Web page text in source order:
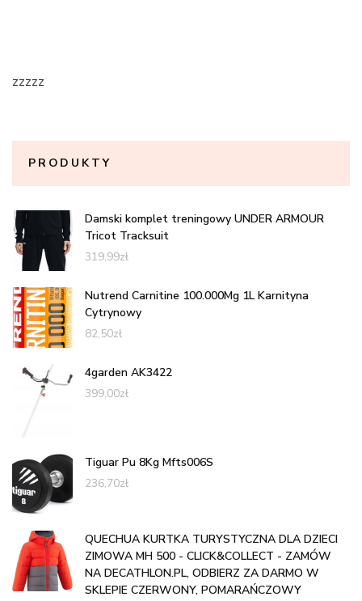
zzzzz
PRODUKTY
Damski komplet treningowy UNDER ARMOUR
Tricot Tracksuit
319,99zł
Nutrend Carnitine 100.000Mg 1L Karnityna
Cytrynowy
82,50zł
4garden AK3422
399,00zł
Tiguar Pu 8Kg Mfts006S
236,70zł
QUECHUA KURTKA TURYSTYCZNA DLA DZIECI
ZIMOWA MH 500 - CLICK&COLLECT - ZAMÓW
NA DECATHLON.PL, ODBIERZ ZA DARMO W
SKLEPIE CZERWONY, POMARAŃCZOWY